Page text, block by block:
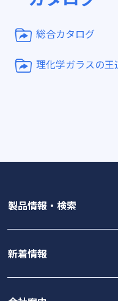
総合カタログ
理化学ガラスの王
製品情報・検索
新着情報